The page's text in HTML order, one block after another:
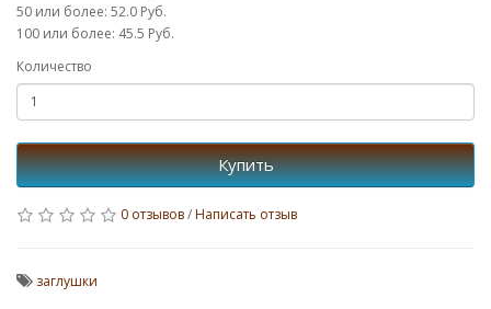
50 или более: 52.0 Руб.
100 или более: 45.5 Руб.
Количество
Купить
0 отзывов/Написать отзыв
заглушки